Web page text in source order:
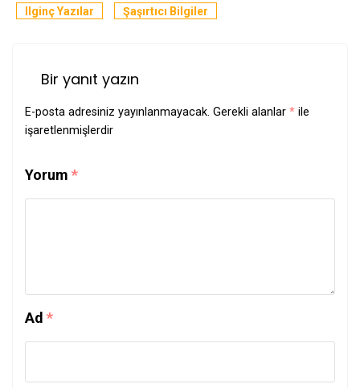
Ilginç Yazılar Şaşırtıcı Bilgiler
Bir yanıt yazın
E-posta adresiniz yayınlanmayacak. Gerekli alanlar * ile
işaretlenmişlerdir
Yorum *
Ad *